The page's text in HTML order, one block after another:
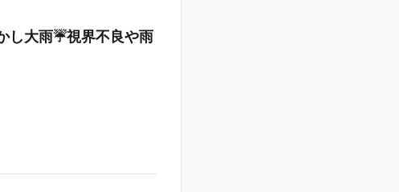
し大雨☔️視界不良や雨